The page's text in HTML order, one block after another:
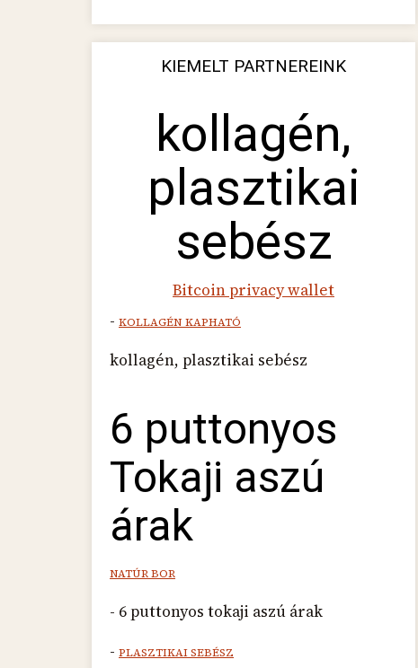
KIEMELT PARTNEREINK
kollagén,
plasztikai
sebész
Bitcoin privacy wallet
- KOLLAGÉN KAPHATÓ
kollagén, plasztikai sebész
6 puttonyos
Tokaji aszú
árak
NATÚR BOR
- 6 puttonyos tokaji aszú árak
- PLASZTIKAI SEBÉSZ